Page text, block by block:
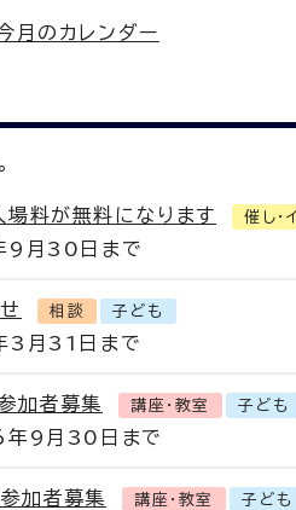
月のカレンダー
場料が無料になります 催し・
月30日まで
相談 子ども
月31日まで
加者募集 講座・教室 子ども
9月30日まで
加者募集 講座・教室 子ども